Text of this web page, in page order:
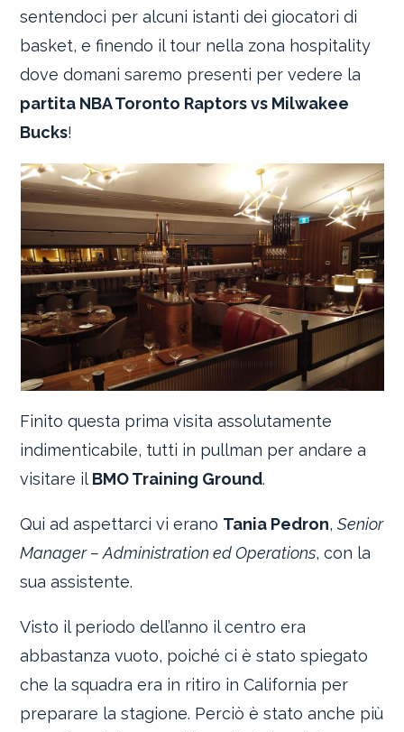
sentendoci per alcuni istanti dei giocatori di
basket, e finendo il tour nella zona hospitality
dove domani saremo presenti per vedere la
partita NBA Toronto Raptors vs Milwakee
Bucks!
Finito questa prima visita assolutamente
indimenticabile, tutti in pullman per andare a
visitare il BMO Training Ground.
Qui ad aspettarci vi erano Tania Pedron,Senior
Manager – Administration ed Operations, con la
sua assistente.
Visto il periodo dell’anno il centro era
abbastanza vuoto, poiché ci è stato spiegato
che la squadra era in ritiro in California per
preparare la stagione. Perciò è stato anche più